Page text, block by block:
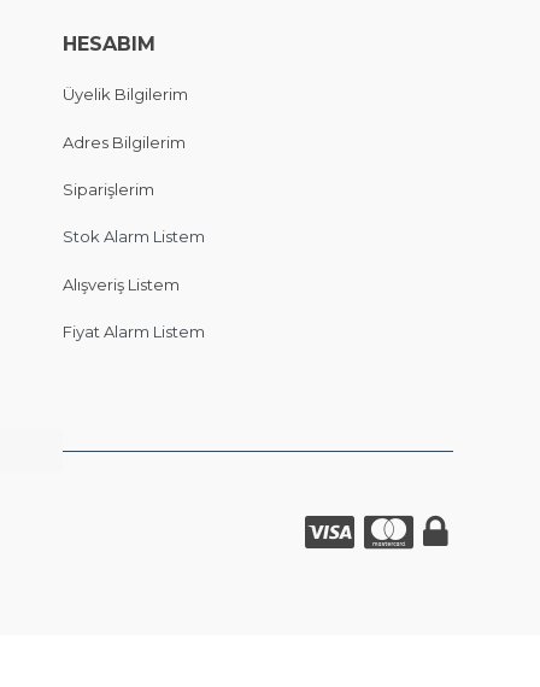
HESABIM
Üyelik Bilgilerim
Adres Bilgilerim
Siparişlerim
Stok Alarm Listem
Alışveriş Listem
Fiyat Alarm Listem